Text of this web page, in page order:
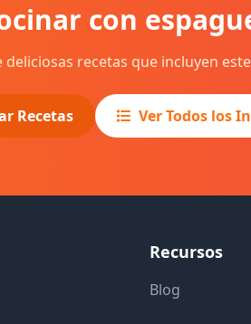
con
deliciosas recetas que incluyen
Recetas Ver Todos los
Recursos
Blog